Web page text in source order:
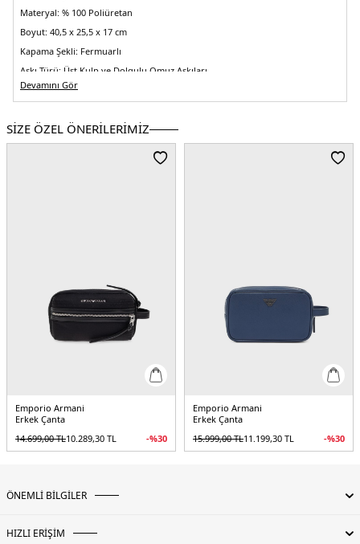
Materyal: % 100 Poliüretan
Boyut: 40,5 x 25,5 x 17 cm
Kapama Şekli: Fermuarlı
Askı Türü: Üst Kulp ve Dolgulu Omuz Askıları
Menşei:Çin
5DK1EM001221AF19588UB118.12
Devamını Gör
SİZE ÖZEL ÖNERİLERİMİZ
Emporio Armani
Erkek Çanta
14.699,00TL10.289,30 TL -%30
Emporio Armani
Erkek Çanta
15.999,00TL11.199,30 TL -%30
ÖNEMLİ BİLGİLER
HIZLI ERİŞİM